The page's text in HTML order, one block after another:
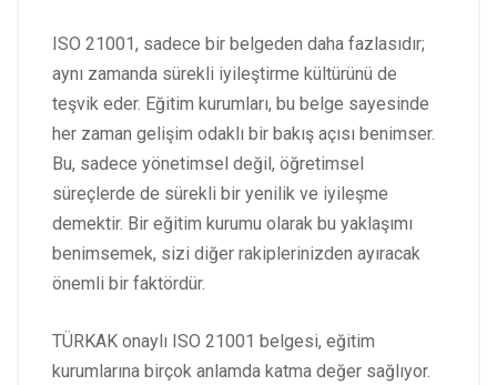
ISO 21001, sadece bir belgeden daha fazlasıdır;
aynı zamanda sürekli iyileştirme kültürünü de
teşvik eder. Eğitim kurumları, bu belge sayesinde
her zaman gelişim odaklı bir bakış açısı benimser.
Bu, sadece yönetimsel değil, öğretimsel
süreçlerde de sürekli bir yenilik ve iyileşme
demektir. Bir eğitim kurumu olarak bu yaklaşımı
benimsemek, sizi diğer rakiplerinizden ayıracak
önemli bir faktördür.
TÜRKAK onaylı ISO 21001 belgesi, eğitim
kurumlarına birçok anlamda katma değer sağlıyor.